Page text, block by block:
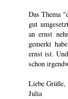
Das Thema
gut
an ernst
gemerkt
ernst ist.
schon
Liebe Grüße,
Julia